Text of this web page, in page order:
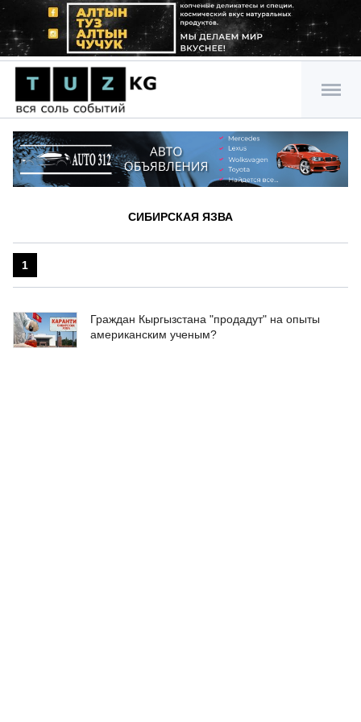
СИБИРСКАЯ ЯЗВА
1
Граждан Кыргызстана "продадут" на опыты
американским ученым?